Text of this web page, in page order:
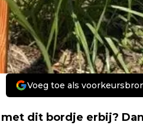
Voeg toe als
dit bordje erbij?